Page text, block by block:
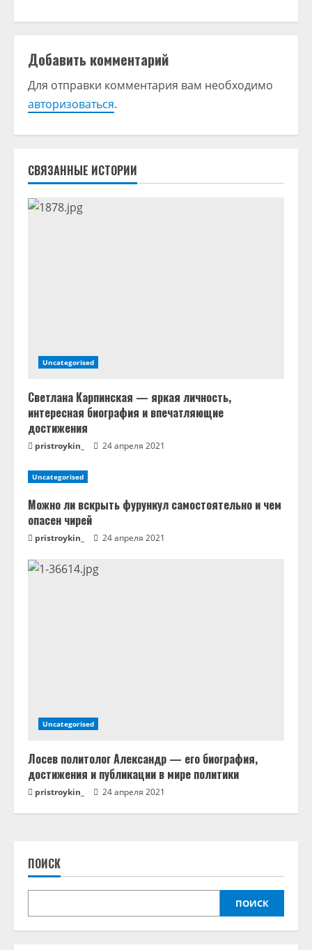
ж
и
ч
т
Добавить комментарий
Для отправки комментария вам необходимо
авторизоваться.
СВЯЗАННЫЕ ИСТОРИИ
Uncategorised
Светлана Карпинская — яркая личность,
интересная биография и впечатляющие
достижения
pristroykin_ 24 апреля 2021
Uncategorised
Можно ли вскрыть фурункул самостоятельно и чем
опасен чирей
pristroykin_ 24 апреля 2021
Uncategorised
Лосев политолог Александр — его биография,
достижения и публикации в мире политики
pristroykin_ 24 апреля 2021
ПОИСК
ПОИСК